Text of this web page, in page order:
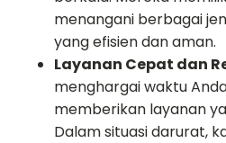
menangani berbagai
yang efisien dan aman.
Layanan Cepat dan
menghargai waktu
memberikan layanan
Dalam situasi darurat,